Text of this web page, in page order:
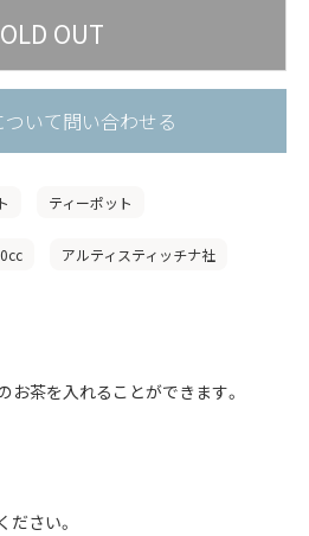
ついて問い合わせる
ティーポット
アルティスティッチナ社
茶を入れることができます。
さい。